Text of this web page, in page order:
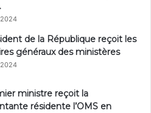
2024
de la République reçoit les
généraux des ministères
2024
ministre reçoit la
résidente l’OMS en